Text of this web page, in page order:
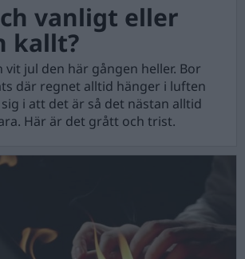
vanligt eller
kallt?
vit jul den här gången heller. Bor
där regnet alltid hänger i luften
i att det är så det nästan alltid
Här är det grått och trist.